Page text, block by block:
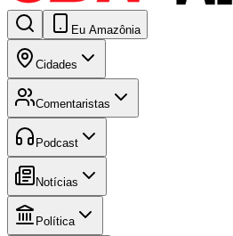
Eu Amazônia
Cidades
Comentaristas
Podcast
Notícias
Política